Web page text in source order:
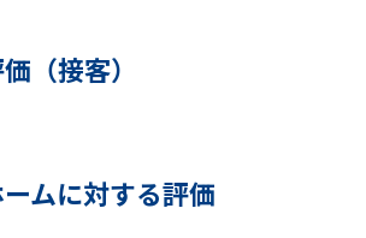
（接客）
ムに対する評価